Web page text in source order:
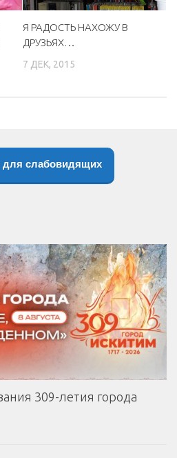
Я РАДОСТЬ НАХОЖУ В
ДРУЗЬЯХ…
7 ДЕК, 2015
для слабовидящих
309-летия города